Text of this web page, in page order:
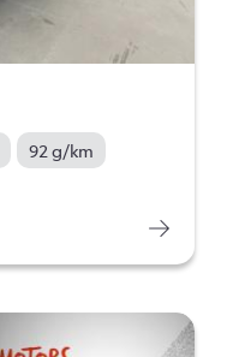
92 g/km